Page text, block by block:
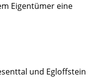
Eigentümer eine
und Egloffstein